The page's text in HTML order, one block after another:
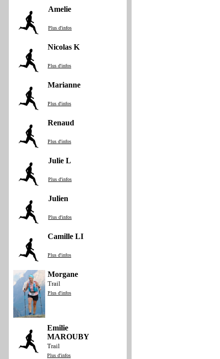
Amelie
Plus d'infos
Nicolas K
Plus d'infos
Marianne
Plus d'infos
Renaud
Plus d'infos
Julie L
Plus d'infos
Julien
Plus d'infos
Camille LI
Plus d'infos
Morgane
Trail
Plus d'infos
Emilie
MAROUBY
Trail
Plus d'infos